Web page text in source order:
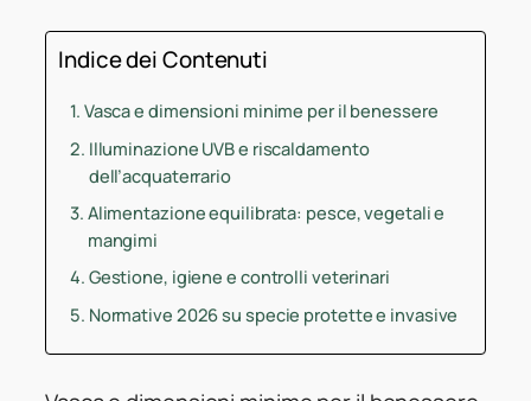
Indice dei Contenuti
Vasca e dimensioni minime per il benessere
Illuminazione UVB e riscaldamento
dell’acquaterrario
Alimentazione equilibrata: pesce, vegetali e
mangimi
Gestione, igiene e controlli veterinari
Normative 2026 su specie protette e invasive